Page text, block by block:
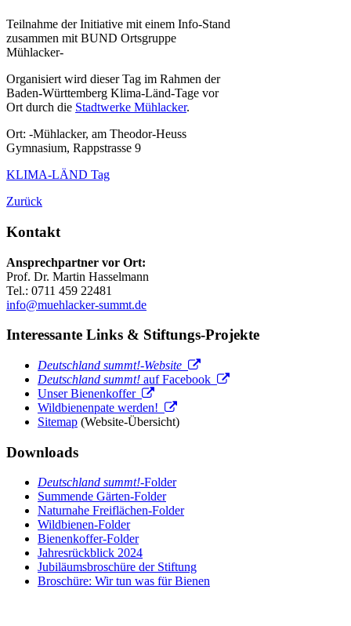
Teilnahme der Initiative mit einem Info-Stand
zusammen mit BUND Ortsgruppe
Mühlacker-
Organisiert wird dieser Tag im Rahmen der
Baden-Württemberg Klima-Länd-Tage vor
Ort durch die Stadtwerke Mühlacker.
Ort: -Mühlacker, am Theodor-Heuss
Gymnasium, Rappstrasse 9
KLIMA-LÄND Tag
Zurück
Kontakt
Ansprechpartner vor Ort:
Prof. Dr. Martin Hasselmann
Tel.: 0711 459 22481
info@muehlacker-summt.de
Interessante Links & Stiftungs-Projekte
Deutschland summt!-Website
Deutschland summt! auf Facebook
Unser Bienenkoffer
Wildbienenpate werden!
Sitemap (Website-Übersicht)
Downloads
Deutschland summt!-Folder
Summende Gärten-Folder
Naturnahe Freiflächen-Folder
Wildbienen-Folder
Bienenkoffer-Folder
Jahresrückblick 2024
Jubiläumsbroschüre der Stiftung
Broschüre: Wir tun was für Bienen